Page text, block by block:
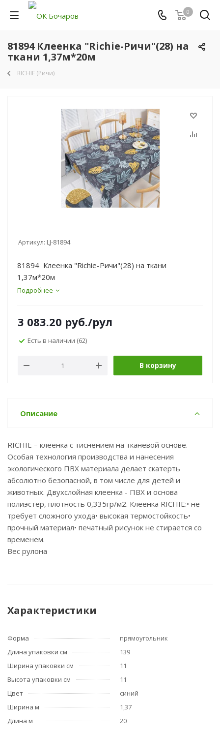
0
81894 Клеенка "Richie-Ричи"(28) на
ткани 1,37м*20м
RICHIE (Ричи)
Артикул: LJ-81894
81894 Клеенка "Richie-Ричи"(28) на ткани
1,37м*20м
Подробнее
3 083.20 руб./рул
Есть в наличии (62)
В корзину
Описание
RICHIE – клеёнка с тиснением на тканевой основе.
Особая технология производства и нанесения
экологического ПВХ материала делает скатерть
абсолютно безопасной, в том числе для детей и
животных. Двухслойная клеенка - ПВХ и основа
полиэстер, плотность 0,335гр/м2. Клеенка RICHIE:• не
требует сложного ухода• высокая термостойкость•
прочный материал• печатный рисунок не стирается со
временем.
Вес рулона
Характеристики
Форма
прямоугольник
Длина упаковки см
139
Ширина упаковки см
11
Высота упаковки см
11
Цвет
синий
Ширина м
1,37
Длина м
20